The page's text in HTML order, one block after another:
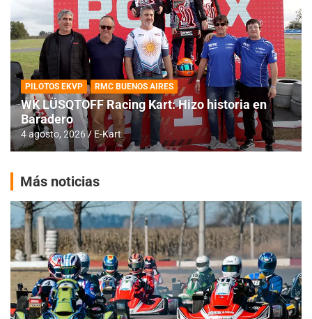
PILOTOS EKVP RMC BUENOS AIRES
WK LÜSQTOFF Racing Kart: Hizo historia en
Baradero
4 agosto, 2026 E-Kart
Más noticias